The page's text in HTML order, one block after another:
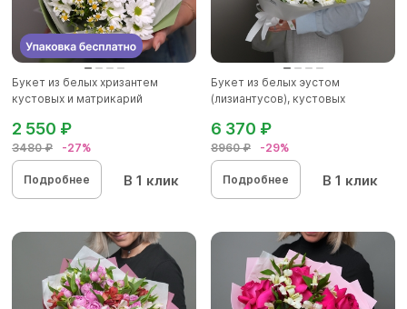
Букет из белых хризантем
кустовых и матрикарий
3480 ₽ -27%
2 550 ₽
Подробнее В 1 клик
Букет из белых эустом
(лизиантусов), кустовых
8960 ₽ -29%
6 370 ₽
Подробнее В 1 клик